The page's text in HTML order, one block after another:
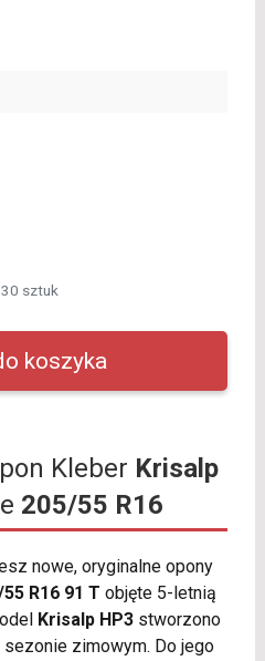
sztuk
Kleber Krisalp
205/55 R16
nowe, oryginalne opony
R16 91 T objęte 5-letnią
Krisalp HP3stworzono
zimowym. Do jego